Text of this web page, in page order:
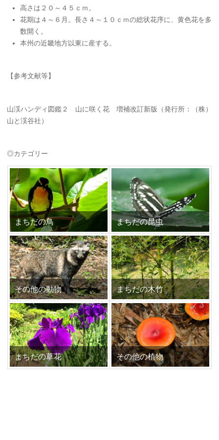
高さは２０～４５ｃｍ。
花期は４～６月。長さ４～１０ｃｍの総状花序に、黄色花を多
数開く。
本州の近畿地方以東に産する。
【参考文献等】
山渓ハンディ図鑑２ 山に咲く花 増補改訂新版（発行所：（株）
山と渓谷社）
◎カテゴリー
まちだの鳥 まちだの昆虫
その他の動物 まちだの木竹
まちだの草花 その他の植物